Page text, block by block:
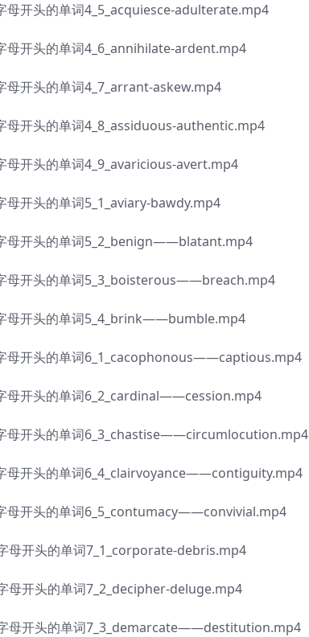
开头的单词4_5_acquiesce-adulterate.mp4
开头的单词4_6_annihilate-ardent.mp4
开头的单词4_7_arrant-askew.mp4
开头的单词4_8_assiduous-authentic.mp4
开头的单词4_9_avaricious-avert.mp4
开头的单词5_1_aviary-bawdy.mp4
开头的单词5_2_benign——blatant.mp4
开头的单词5_3_boisterous——breach.mp4
开头的单词5_4_brink——bumble.mp4
开头的单词6_1_cacophonous——captious.mp4
开头的单词6_2_cardinal——cession.mp4
开头的单词6_3_chastise——circumlocution.mp4
开头的单词6_4_clairvoyance——contiguity.mp4
开头的单词6_5_contumacy——convivial.mp4
开头的单词7_1_corporate-debris.mp4
开头的单词7_2_decipher-deluge.mp4
开头的单词7_3_demarcate——destitution.mp4